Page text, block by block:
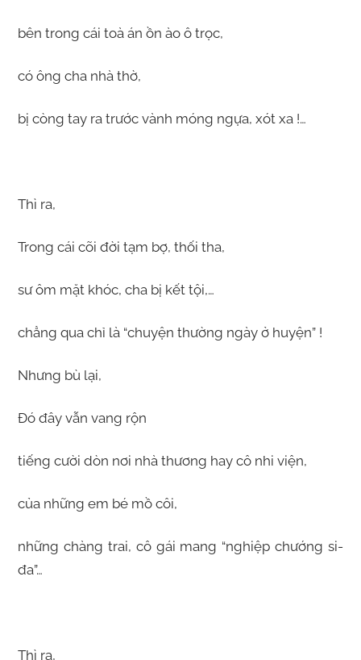
bên trong cái toà án ồn ào ô trọc,
có ông cha nhà thờ,
bị còng tay ra trước vành móng ngựa, xót xa !…
Thì ra,
Trong cái cõi đời tạm bợ, thối tha,
sư ôm mặt khóc, cha bị kết tội,…
chẳng qua chỉ là “chuyện thường ngày ở huyện” !
Nhưng bù lại,
Đó đây vẫn vang rộn
tiếng cười dòn nơi nhà thương hay cô nhi viện,
của những em bé mồ côi,
những chàng trai, cô gái mang “nghiệp chướng si-
đa”…
Thì ra,